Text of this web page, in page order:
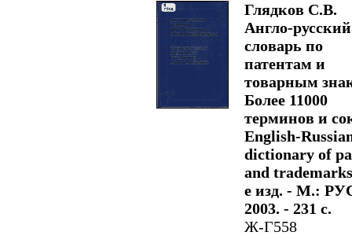
Глядков С.В.
Англо-русский
словарь по
патентам и
товарным
Более 11000
терминов и
English-
dictionary of
and
е изд. - М.:
2003. - 231 с.
Ж-Г558